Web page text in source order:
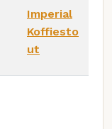
Imperial
Koffiesto
ut